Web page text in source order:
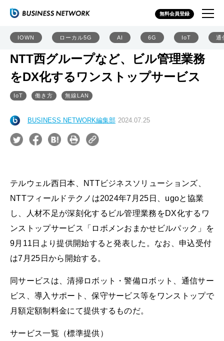
無料会員登録
IOWN ローカル5G AI 6G IoT 通
NTT西グループなど、ビル管理業務
をDX化するワンストップサービス
IoT 働き方 無線LAN
BUSINESS NETWORK編集部 2024.07.25
テルウェル西日本、NTTビジネスソリューションズ、
NTTフィールドテクノは2024年7月25日、ugoと協業
し、人材不足が深刻化するビル管理業務をDX化するワ
ンストップサービス「ロボメンおまかせビルパック」を
9月11日より提供開始すると発表した。なお、申込受付
は7月25日から開始する。
同サービスは、清掃ロボット・警備ロボット、通信サー
ビス、導入サポート、保守サービス等をワンストップで
月額定額制料金にて提供するものだ。
サービス一覧（標準提供）